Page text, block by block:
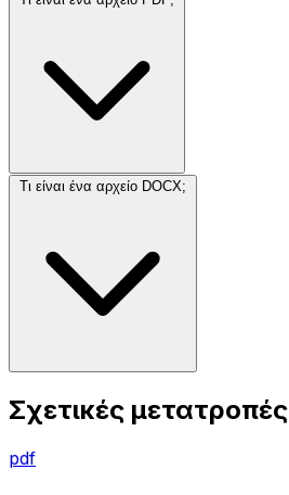
Τι είναι ένα αρχείο DOCX;
Σχετικές μετατροπές
pdf